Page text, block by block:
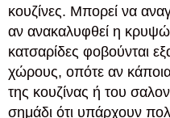
κουζίνες. Μπορεί να
αν ανακαλυφθεί η
κατσαρίδες φοβούνται
χώρους, οπότε αν
της κουζίνας ή του
σημάδι ότι υπάρχουν